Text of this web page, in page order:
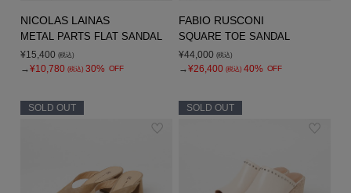
NICOLAS LAINAS
METAL PARTS FLAT SANDAL
¥15,400 (税込)
→¥10,780 (税込) 30% OFF
FABIO RUSCONI
SQUARE TOE SANDAL
¥44,000 (税込)
→¥26,400 (税込) 40% OFF
SOLD OUT SOLD OUT